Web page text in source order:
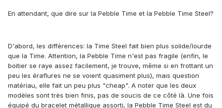
En attendant, que dire sur la Pebble Time et la Pebble Time Steel?
D'abord, les différences: la Time Steel fait bien plus solide/lourde
que la Time. Attention, la Pebble Time n'est pas fragile (enfin, le
boitier se raye assez facilement, je trouve, même si en frottant un
peu les éraflures ne se voient quasiment plus), mais question
matériau, elle fait un peu plus "cheap". A noter que les deux
modèles sont très bien finis, pas de soucis de ce côté là. Une fois
équipé du bracelet métallique assorti, la Pebble Time Steel est du